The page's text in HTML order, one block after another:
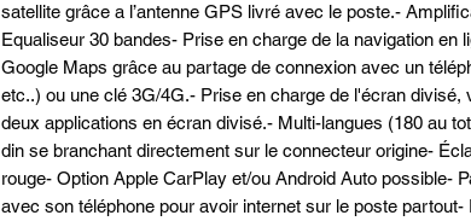
satellite grâce a l’antenne GPS livré avec le poste.-
Equaliseur 30 bandes- Prise en charge de la navigation en
Google Maps grâce au partage de connexion avec un
etc..) ou une clé 3G/4G.- Prise en charge de l'écran divisé,
deux applications en écran divisé.- Multi-langues (180 au
din se branchant directement sur le connecteur origine-
rouge- Option Apple CarPlay et/ou Android Auto possible-
avec son téléphone pour avoir internet sur le poste partout-